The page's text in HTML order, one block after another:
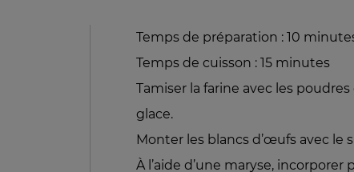
Temps de préparation : 10
Temps de cuisson : 15 minutes
Tamiser la farine avec les
glace.
Monter les blancs d’œufs avec le
À l’aide d’une maryse,